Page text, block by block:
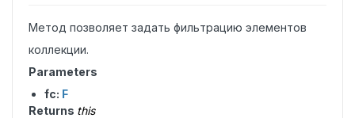
Метод позволяет задать фильтрацию элементов
коллекции.
Parameters
fc: F
Returns this